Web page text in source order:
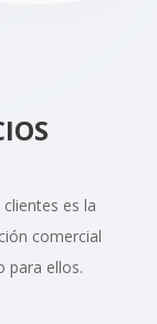
es la
comercial
para ellos.